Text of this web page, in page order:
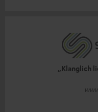
„Klanglich